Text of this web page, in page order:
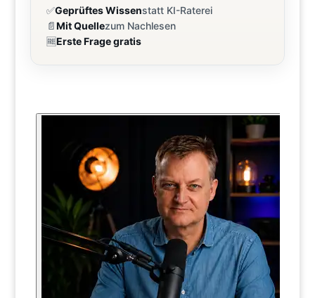
✅Geprüftes Wissenstatt KI-Raterei
📄Mit Quellezum Nachlesen
🆓Erste Frage gratis